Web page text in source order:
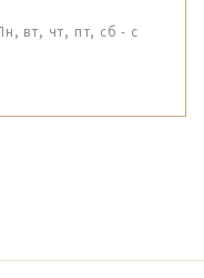
вт, чт, пт, сб - с